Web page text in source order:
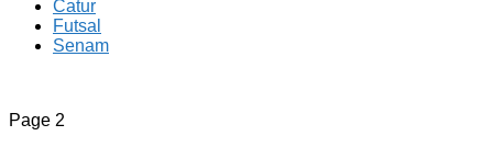
Catur
Futsal
Senam
CV JAYA BERSAMA Co Id
Menyediakan Semua Perlengkapan Olahraga Yang
Page 2